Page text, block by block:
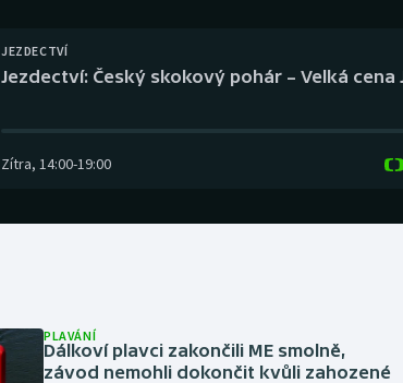
JEZDECTVÍ
Jezdectví: Český skokový pohár – Velká cena
Zítra, 14:00-19:00
PLAVÁNÍ
Dálkoví plavci zakončili ME smolně,
závod nemohli dokončit kvůli zahozené